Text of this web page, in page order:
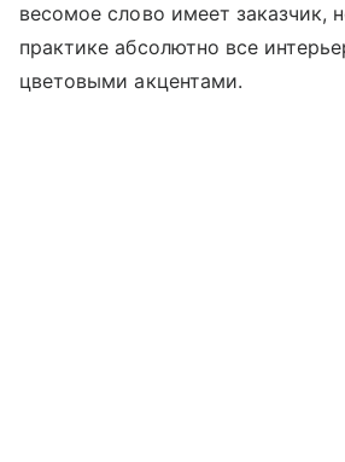
весомое слово имеет заказчик,
практике абсолютно все
цветовыми акцентами.